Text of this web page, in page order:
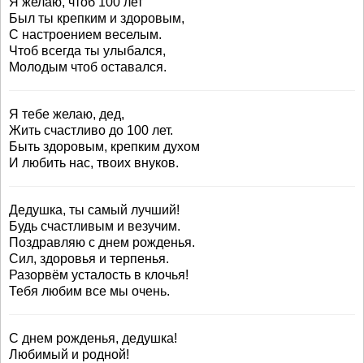
Был ты крепким и здоровым,
С настроением веселым.
Чтоб всегда ты улыбался,
Молодым чтоб оставался.
Я тебе желаю, дед,
Жить счастливо до 100 лет.
Быть здоровым, крепким духом
И любить нас, твоих внуков.
Дедушка, ты самый лучший!
Будь счастливым и везучим.
Поздравляю с днем рожденья.
Сил, здоровья и терпенья.
Разорвём усталость в клочья!
Тебя любим все мы очень.
С днем рожденья, дедушка!
Любимый и родной!